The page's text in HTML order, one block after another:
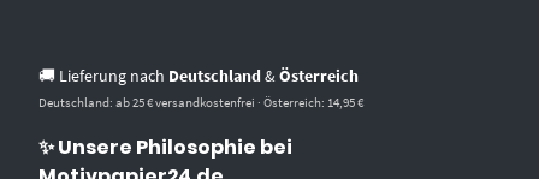
🚚 Lieferung nach Deutschland &Österreich
Deutschland: ab 25 € versandkostenfrei · Österreich: 14,95 €
✨ Unsere Philosophie bei